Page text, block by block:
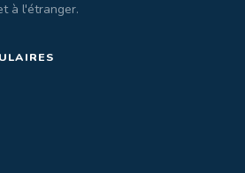
à l'étranger.